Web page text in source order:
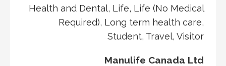
Health and Dental, Life, Life (No Medical
Required), Long term health care,
Student, Travel, Visitor
Manulife Canada Ltd